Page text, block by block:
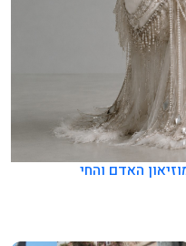
האדם והחי